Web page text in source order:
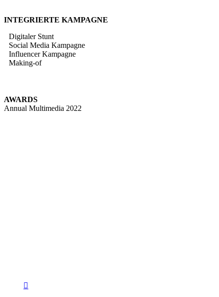
INTEGRIERTE KAMPAGNE
Digitaler Stunt
Social Media Kampagne
Influencer Kampagne
Making-of
AWARDS
Annual Multimedia 2022